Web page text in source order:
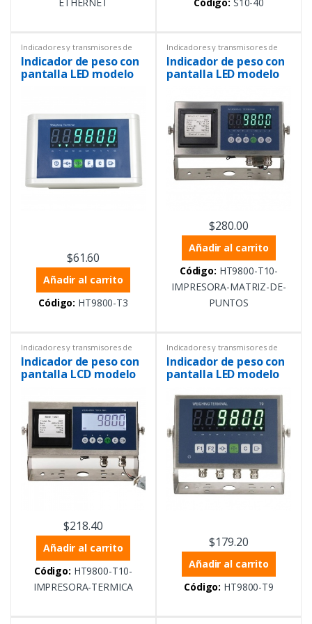
Indicadores y transmisores de
Instrumentación y
Procesos, Peso
Indicador de peso con
pantalla LED modelo
T3 con RS232
$61.60
Añadir al carrito
Código: HT9800-T3
Indicadores y transmisores de
Instrumentación y
Procesos, Peso
Indicador de peso con
pantalla LED modelo
T0 con impresora de
matriz de puntos
incorporada.
$280.00
Añadir al carrito
Código: HT9800-T10-
IMPRESORA-MATRIZ-DE-
PUNTOS
Indicadores y transmisores de
Instrumentación y
Procesos, Peso
Indicador de peso con
pantalla LCD modelo
T0 con impresora
termica incorporada.
$218.40
Añadir al carrito
Código: HT9800-T10-
IMPRESORA-TERMICA
Indicadores y transmisores de
Instrumentación y
Procesos, Peso
Indicador de peso con
pantalla LED modelo
T9 con RS232 y RS485
$179.20
Añadir al carrito
Código: HT9800-T9